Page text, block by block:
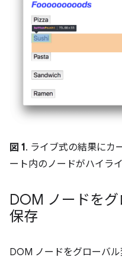
図 1. ライブ式の結果にカ
ート内のノードがハイラ
DOM ノードを
保存
DOM ノードをグローバ